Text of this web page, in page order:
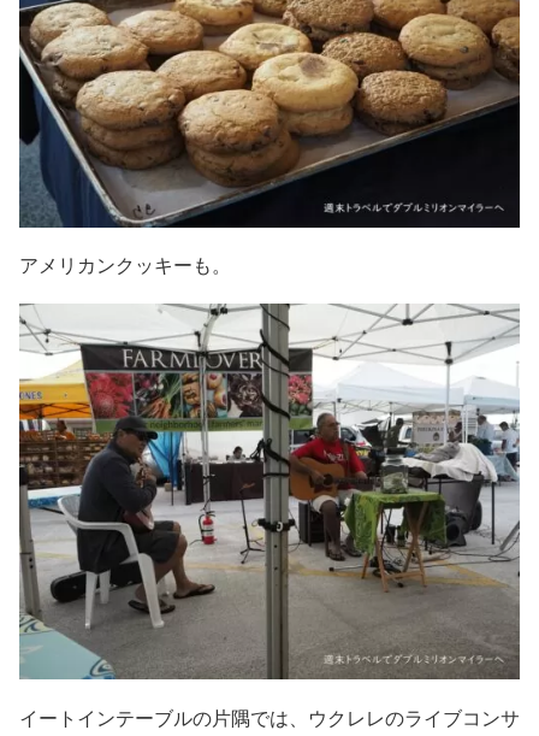
アメリカンクッキーも。
イートインテーブルの片隅では、ウクレレのライブコンサ